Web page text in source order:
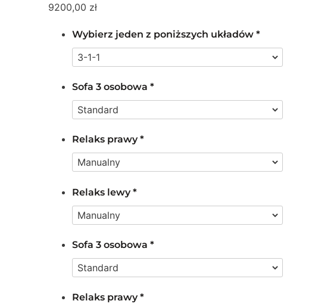
9200,00 zł
Wybierz jeden z poniższych układów *
Sofa 3 osobowa *
Relaks prawy*
Relaks lewy*
Sofa 3 osobowa *
Relaks prawy*